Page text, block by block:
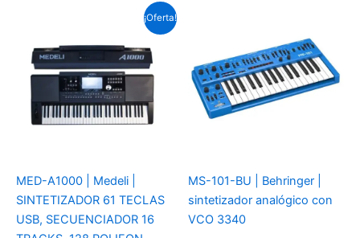
¡Oferta!
MED-A1000 | Medeli |
SINTETIZADOR 61 TECLAS
USB, SECUENCIADOR 16
era:
Soles
S/.1,832.0.
es:
Soles
S/.1,504.2.
MS-101-BU | Behringer |
sintetizador analógico con
VCO 3340